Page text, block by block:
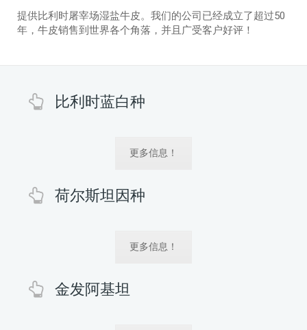
提供比利时屠宰场湿盐牛皮。我们的公司已经成立了超过50
年，牛皮销售到世界各个角落，并且广受客户好评！
比利时蓝白种
更多信息！
荷尔斯坦因种
更多信息！
金发阿基坦